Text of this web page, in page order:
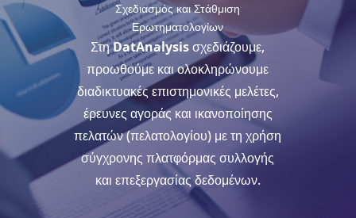
Σχεδιασμός και Στάθμιση
Ερωτηματολογίων
ΣτηDatAnalysisσχεδιάζουμε,
προωθούμε και ολοκληρώνουμε
διαδικτυακές επιστημονικές μελέτες,
έρευνες αγοράς και ικανοποίησης
πελατών (πελατολογίου) με τη χρήση
σύγχρονης πλατφόρμας συλλογής
και επεξεργασίας δεδομένων.